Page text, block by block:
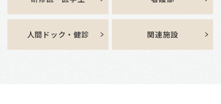
人間ドック・健診 関連施設